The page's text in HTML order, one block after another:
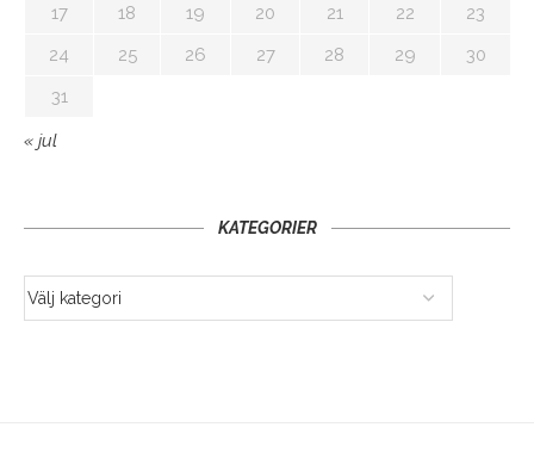
17
18 19 20 21 22
23
24
25 26 27 28 29
30
31
« jul
KATEGORIER